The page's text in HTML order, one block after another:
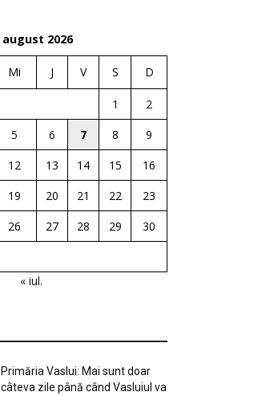
august 2026
Mi J V S D
1
2
5 6 7 8
9
12 13 14 15
16
19 20 21 22
23
26 27 28 29
30
« iul.
Primăria Vaslui: Mai sunt doar
câteva zile până când Vasluiul va